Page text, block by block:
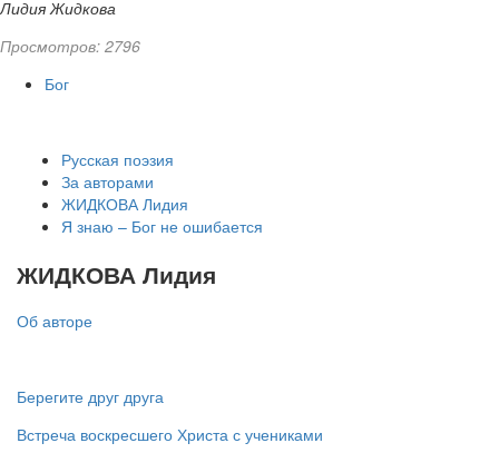
Лидия Жидкова
Просмотров: 2796
Бог
Русская поэзия
За авторами
ЖИДКОВА Лидия
Я знаю – Бог не ошибается
ЖИДКОВА Лидия
Об авторе
Берегите друг друга
Встреча воскресшего Христа с учениками